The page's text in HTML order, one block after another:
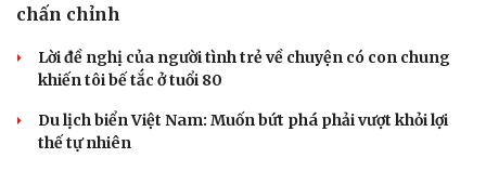
chấn chỉnh
Lời đề nghị của người tình trẻ về chuyện có con chung
khiến tôi bế tắc ở tuổi 80
Du lịch biển Việt Nam: Muốn bứt phá phải vượt khỏi lợi
thế tự nhiên